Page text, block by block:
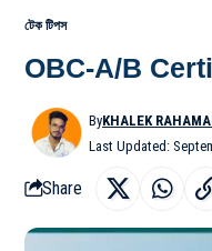
টেক টিপস
OBC-A/B
Last Updated:
ByKHALEK
Share